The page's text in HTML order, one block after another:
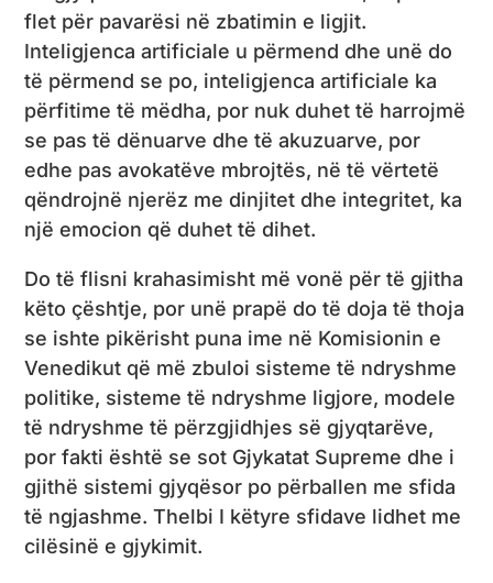
flet për pavarësi në zbatimin e ligjit.
Inteligjenca artificiale u përmend dhe unë do
të përmend se po, inteligjenca artificiale ka
përfitime të mëdha, por nuk duhet të harrojmë
se pas të dënuarve dhe të akuzuarve, por
edhe pas avokatëve mbrojtës, në të vërtetë
qëndrojnë njerëz me dinjitet dhe integritet, ka
një emocion që duhet të dihet.
Do të flisni krahasimisht më vonë për të gjitha
këto çështje, por unë prapë do të doja të thoja
se ishte pikërisht puna ime në Komisionin e
Venedikut që më zbuloi sisteme të ndryshme
politike, sisteme të ndryshme ligjore, modele
të ndryshme të përzgjidhjes së gjyqtarëve,
por fakti është se sot Gjykatat Supreme dhe i
gjithë sistemi gjyqësor po përballen me sfida
të ngjashme. Thelbi I këtyre sfidave lidhet me
cilësinë e gjykimit.